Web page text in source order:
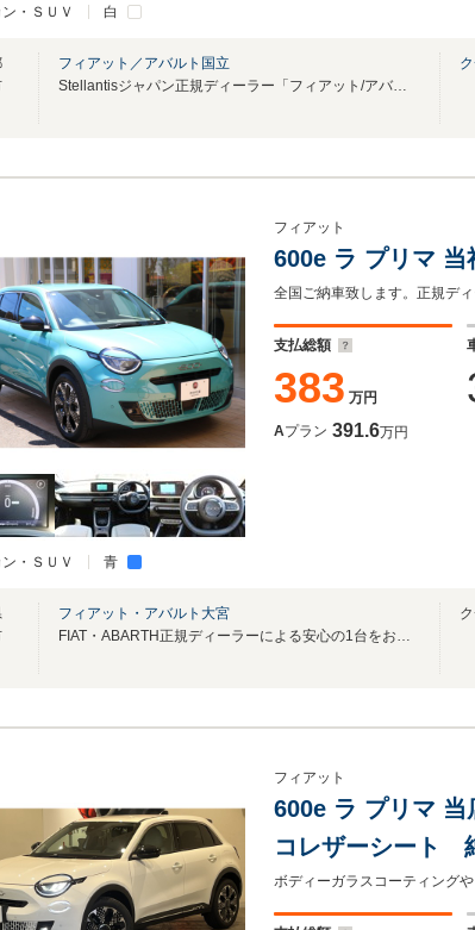
・ＳＵＶ 白
フィアット／アバルト国立
Stellantisジャパン正規ディーラー「フィアット/アバルト 国立」
・ＳＵＶ 青
フィアット
600e ラ プリマ
支払総額
383 万円
Aプラン 391.6万円
フィアット・アバルト大宮
FIAT・ABARTH正規ディーラーによる安心の1台をお届け致します
フィアット
600e ラ プリマ
コレザーシート
ットモニター ア